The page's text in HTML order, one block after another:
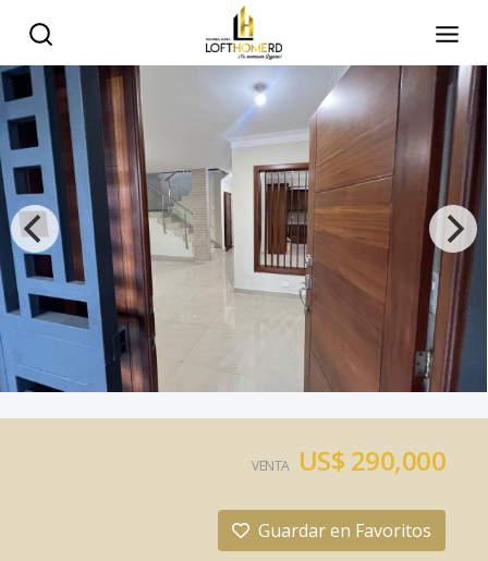
VENTA US$ 290,000
Guardar en Favoritos